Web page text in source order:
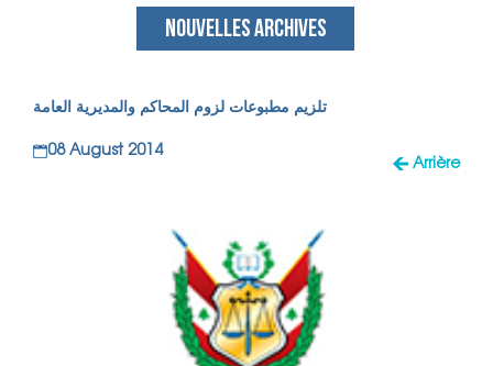
NOUVELLES ARCHIVES
تلزيم مطبوعات لزوم المحاكم والمديرية العامة
Arrière
08 August 2014